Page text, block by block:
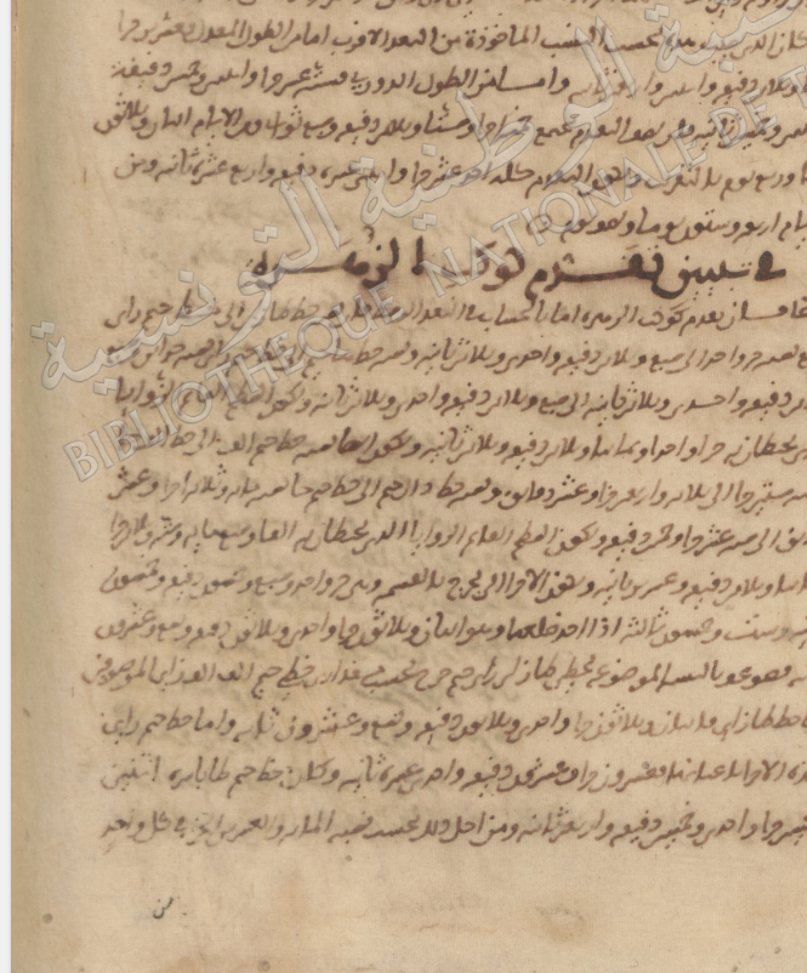
Arabic Works
Arabic Manuscripts
Latin Works
Latin Manuscripts
Latin Early Prints
Images
Texts
betaGlossary
Resources
Licenses· FAQ·Contact·
Impressum·Privacy· 2013
Print 🖨